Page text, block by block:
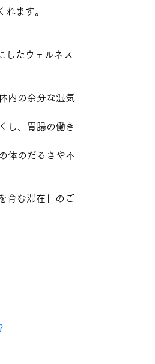
ます。
したウェルネス
内の余分な湿気
し
、胃腸の働き
体のだるさや不
育む滞在」のご